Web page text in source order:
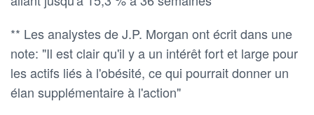
** Les analystes de J.P. Morgan ont écrit dans une
note: "Il est clair qu'il y a un intérêt fort et large pour
les actifs liés à l'obésité, ce qui pourrait donner un
élan supplémentaire à l'action"